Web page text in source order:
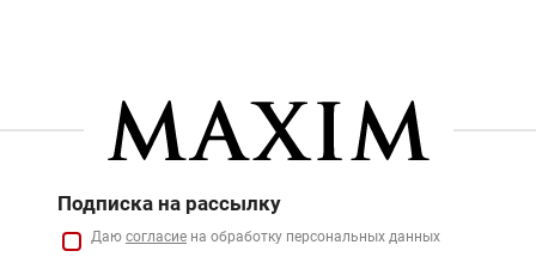
Подписка на рассылку
Даю согласие на обработку персональных данных